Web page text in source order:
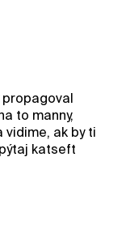
to manny,
ak by ti
katseft